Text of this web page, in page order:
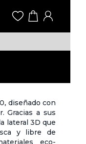
diseñado con
Gracias a sus
lateral 3D que
y libre de
eco-